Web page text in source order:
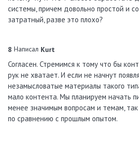
системы, причем довольно простой и
затратный, разве это плохо?
8 Написал Kurt
Согласен. Стремимся к тому что бы
рук не хватает. И если не начнут
незамысловатые материалы такого
мало контента. Мы планируем начать
менее значимым вопросам и темам,
по сравнению с прошлым опытом.